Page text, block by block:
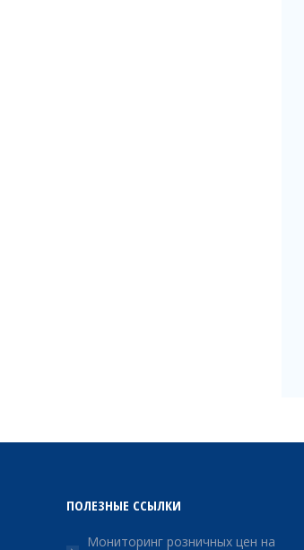
ПОЛЕЗНЫЕ ССЫЛКИ
Мониторинг розничных цен на